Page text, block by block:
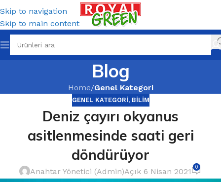
Skip to navigation
Skip to main content
Blog
Home/Genel Kategori
GENEL KATEGORI, BILIM
Deniz çayırı okyanus
asitlenmesinde saati geri
döndürüyor
Anahtar Yönetici (Admin)Açık 6 Nisan 2021 0